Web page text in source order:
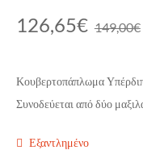
149,00€
126,65€
Κουβερτοπάπλωμα
Συνοδεύεται από δύο
Εξαντλημένο